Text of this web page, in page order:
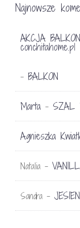
Najnowsze
AKCJA
conchitahome.pl
- BALKON
Marta - SZAL
Agnieszka
Natalia -
Sandra -